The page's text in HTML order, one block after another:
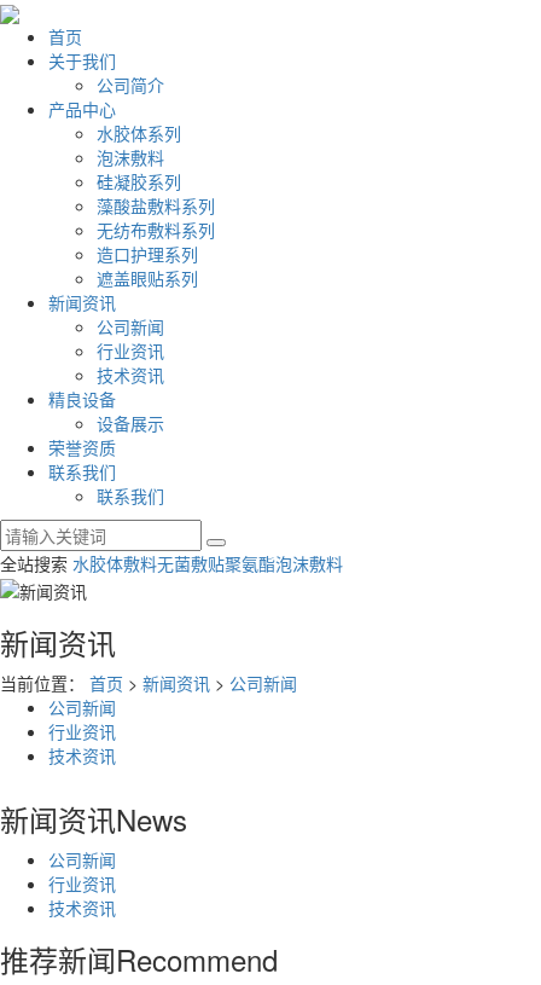
首页
关于我们
公司简介
产品中心
水胶体系列
泡沫敷料
硅凝胶系列
藻酸盐敷料系列
无纺布敷料系列
造口护理系列
遮盖眼贴系列
新闻资讯
公司新闻
行业资讯
技术资讯
精良设备
设备展示
荣誉资质
联系我们
联系我们
全站搜索 水胶体敷料无菌敷贴聚氨酯泡沫敷料
新闻资讯
当前位置： 首页 > 新闻资讯 > 公司新闻
公司新闻
行业资讯
技术资讯
新闻资讯News
公司新闻
行业资讯
技术资讯
推荐新闻Recommend